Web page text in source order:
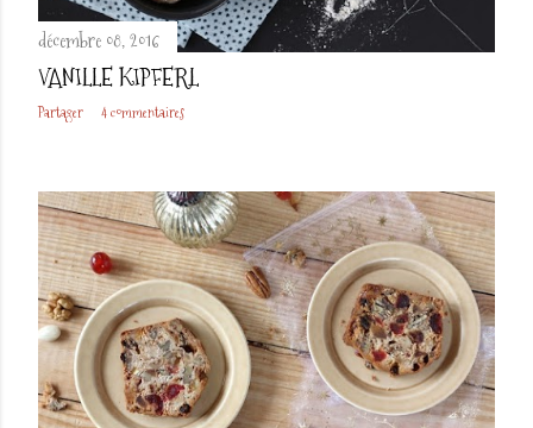
décembre 08, 2016
VANILLE KIPFERL
Partager 4 commentaires